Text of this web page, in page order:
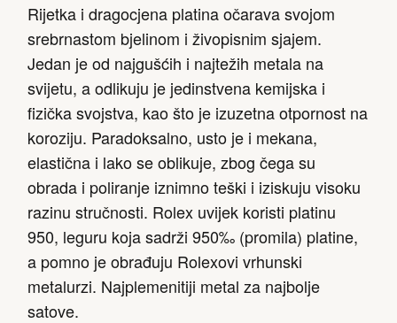
Rijetka i dragocjena platina očarava svojom
srebrnastom bjelinom i živopisnim sjajem.
Jedan je od najgušćih i najtežih metala na
svijetu, a odlikuju je jedinstvena kemijska i
fizička svojstva, kao što je izuzetna otpornost na
koroziju. Paradoksalno, usto je i mekana,
elastična i lako se oblikuje, zbog čega su
obrada i poliranje iznimno teški i iziskuju visoku
razinu stručnosti. Rolex uvijek koristi platinu
950, leguru koja sadrži 950‰ (promila) platine,
a pomno je obrađuju Rolexovi vrhunski
metalurzi. Najplemenitiji metal za najbolje
satove.